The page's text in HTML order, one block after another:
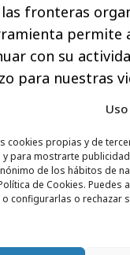
cookies propias y de
y para mostrarte
de los hábitos de
de Cookies.
o configurarlas o rechazar
fronteras
permite
con su
para nuestras
equipo de
que tenía
más
AddIn